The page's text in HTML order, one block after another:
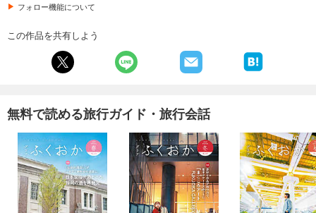
フォロー機能について
この作品を共有しよう
無料で読める旅行ガイド・旅行会話